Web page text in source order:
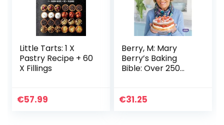
Little Tarts: 1 X
Pastry Recipe + 60
X Fillings
€57.99
Berry, M: Mary
Berry’s Baking
Bible: Over 250
€31.25